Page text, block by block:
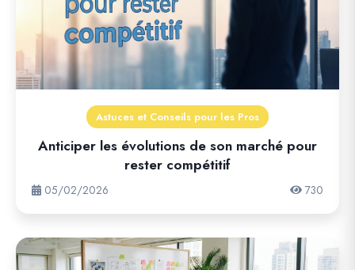
Astuces et Conseils pour les Pros
Anticiper les évolutions de son marché pour
rester compétitif
05/02/2026 730